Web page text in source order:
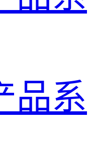
品系